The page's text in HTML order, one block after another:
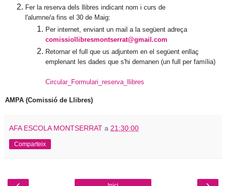
Fer la reserva dels llibres indicant nom i curs de
l'alumne/a fins el 30 de Maig:
Per internet, enviant un mail a la següent adreça
comissiollibresmontserrat@gmail.com
Retornar el full que us adjuntem en el següent enllaç
emplenant les dades que s'hi demanen (un full per família)
Circular_Formulari_reserva_llibres
AMPA (Comissió de Llibres)
AFA ESCOLA MONTSERRAT a 21:30:00
Comparteix